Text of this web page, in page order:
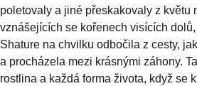
poletovaly a jiné přeskakovaly z květu
vznášejících se kořenech visících
Shature na chvilku odbočila z cesty,
a procházela mezi krásnými záhony.
rostlina a každá forma života, když se